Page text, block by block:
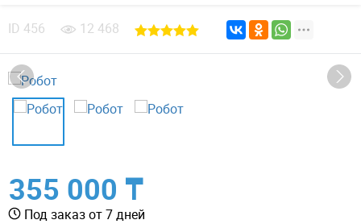
ID 456 12 468
355 000 ₸
Под заказ от 7 дней